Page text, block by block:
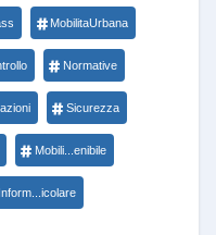
MobilitaUrbana
Normative
Sicurezza
Mobili...enibile
Inform...icolare